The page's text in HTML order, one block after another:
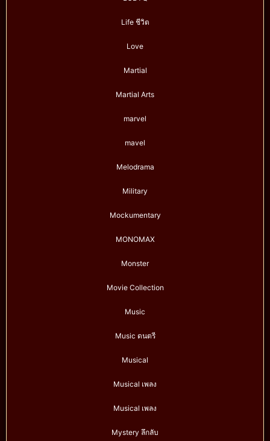
Life ชีวิต
Love
Martial
Martial Arts
marvel
mavel
Melodrama
Military
Mockumentary
MONOMAX
Monster
Movie Collection
Music
Music ดนตรี
Musical
Musical เพลง
Musical เพลง
Mystery ลึกลับ